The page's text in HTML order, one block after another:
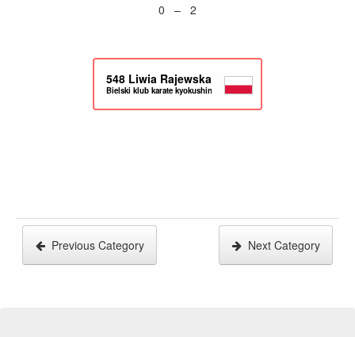
0 – 2
548 Liwia Rajewska
Bielski klub karate kyokushin
Previous Category Next Category